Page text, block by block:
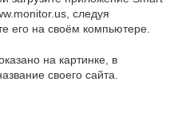
следуя
его на своём компьютере.
на картинке, в
своего сайта.